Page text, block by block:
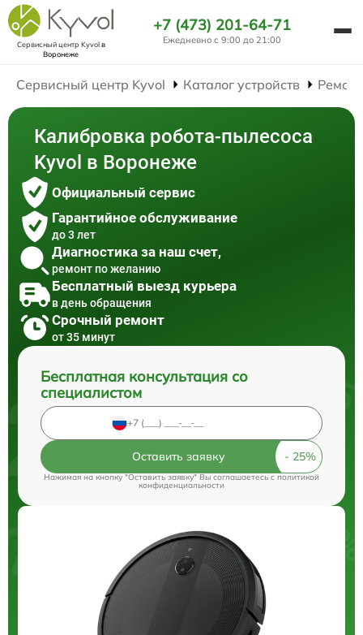
Сервисный центр Kyvolв
Воронеже
+7 (473) 201-64-71
Ежедневно с 9:00 до 21:00
Сервисный центр Kyvol Каталог устройств
Калибровка робота-пылесоса
Kyvol в Воронеже
Официальный сервис
Гарантийное обслуживание
до 3 лет
Диагностика за наш счет,
ремонт по желанию
Бесплатный выезд курьера
в день обращения
Срочный ремонт
от 35 минут
Бесплатная консультация со
специалистом
Оставить заявку
Нажимая на кнопку "Оставить заявку" Вы соглашаетесь cполитикой
конфиденциальности